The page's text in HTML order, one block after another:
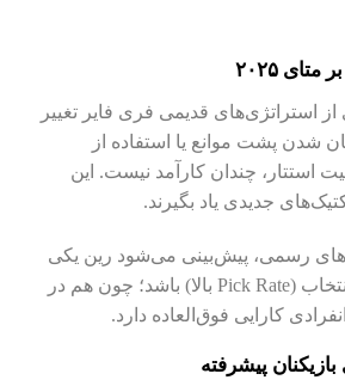
۲۰۲۵
از استراتژی‌های قدیمی فری فایر تغییر
شدن پشت موانع یا استفاده از
استتار، چندان کارآمد نیست. این
جدیدی یاد بگیرند.
رسمی، پیش‌بینی می‌شود رین یکی
از شخصیت‌های پر انتخاب (Pick Rate بالا) باشد؛ چون هم در
کارایی فوق‌العاده دارد.
پیشرفته